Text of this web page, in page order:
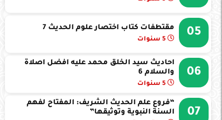
05 مقتطفات كتاب اختصار علوم الحديث 7
06
احاديث سيد الخلق محمد عليه افضل اصلاة
والسلام 6
07
“فروع علم الحديث الشريف: المفتاح لفهم
السنة النبوية وتوثيقها”